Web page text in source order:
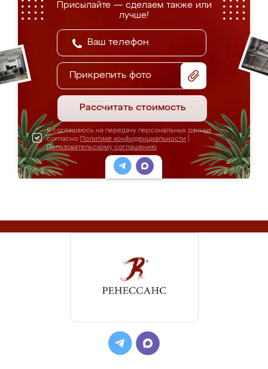
Присылайте — сделаем также или
лучше!
Прикрепить фото
Рассчитать стоимость
Я соглашаюсь на передачу персональных данных
согласно Политике конфиденциальности
Пользовательскому соглашению